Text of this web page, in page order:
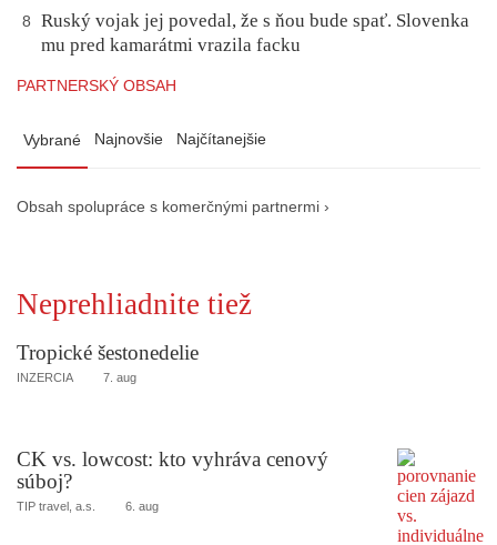
8
Ruský vojak jej povedal, že s ňou bude spať. Slovenka
mu pred kamarátmi vrazila facku
PARTNERSKÝ OBSAH
Vybrané Najnovšie Najčítanejšie
Obsah spolupráce s komerčnými partnermi ›
Neprehliadnite tiež
Tropické šestonedelie
INZERCIA 7. aug
CK vs. lowcost: kto vyhráva cenový
súboj?
TIP travel, a.s. 6. aug